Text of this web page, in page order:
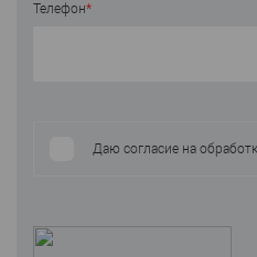
Телефон*
Даю согласие на